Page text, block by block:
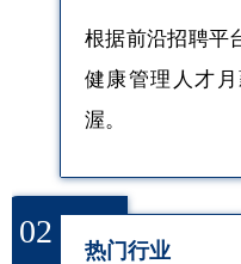
根据前沿招聘平
健康管理人才
渥。
02
热门行业